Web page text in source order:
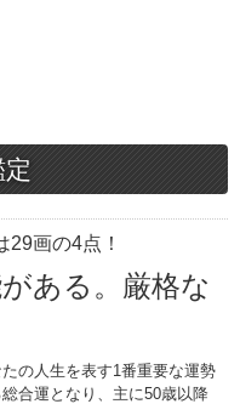
定
29画の4点！
ある。厳格な
の人生を表す1番重要な運勢
合運となり、主に50歳以降